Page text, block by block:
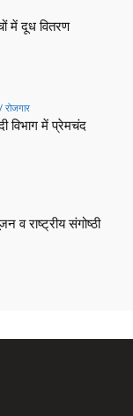
में दूध वितरण
विभाग में प्रेमचंद
व राष्ट्रीय संगोष्ठी